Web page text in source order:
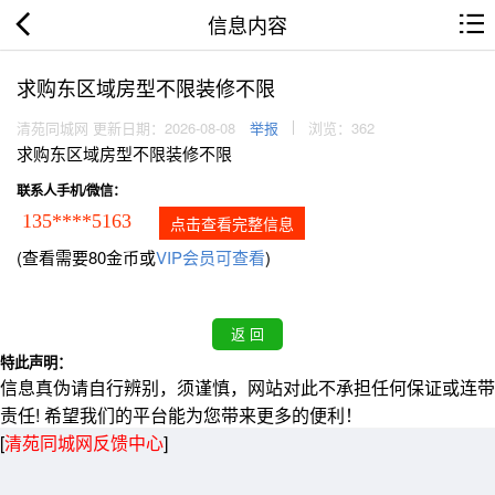
信息内容
求购东区域房型不限装修不限
清苑同城网 更新日期：2026-08-08 举报 浏览：362
求购东区域房型不限装修不限
联系人手机/微信：
135****5163 点击查看完整信息
(查看需要80金币或VIP会员可查看)
特此声明：
信息真伪请自行辨别，须谨慎，网站对此不承担任何保证或连带
责任! 希望我们的平台能为您带来更多的便利！
[清苑同城网反馈中心]